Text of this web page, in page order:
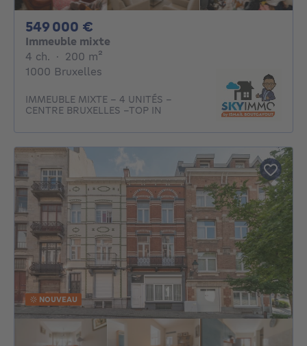
549 000 €
Immeuble mixte
4 ch. 4 chambres
· 200 m²
1000 Bruxelles
IMMEUBLE MIXTE – 4 UNITÉS –
CENTRE BRUXELLES –TOP IN
NOUVEAU